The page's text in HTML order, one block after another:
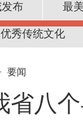
布 最
优秀传统文化
要闻
省八